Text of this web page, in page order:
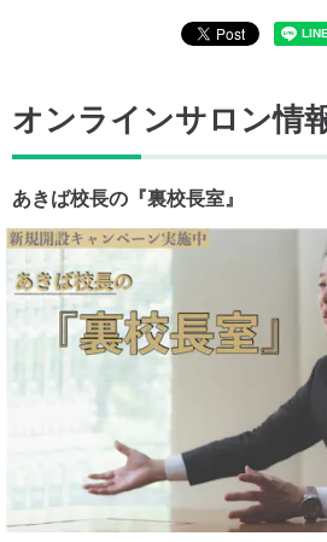
オンラインサロン情
あきば校長の『裏校長室』